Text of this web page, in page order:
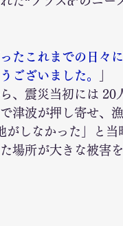
たこれまでの日々に
ございました。
、震災当初には 20
津波が押し寄せ、
がしなかった」と当
場所が大きな被害